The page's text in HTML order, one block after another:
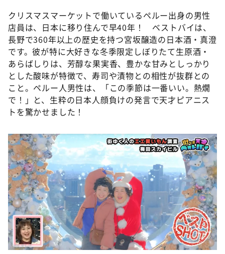
クリスマスマーケットで働いているペルー出身の男性
店員は、日本に移り住んで早40年！ ベストバイは、
長野で360年以上の歴史を持つ宮坂醸造の日本酒・真澄
です。彼が特に大好きな冬季限定しぼりたて生原酒・
あらばしりは、芳醇な果実香、豊かな甘みとしっかり
とした酸味が特徴で、寿司や漬物との相性が抜群との
こと。ペルー人男性は、「この季節は一番いい。熱燗
で！」と、生粋の日本人顔負けの発言で天才ピアニス
トを驚かせました！